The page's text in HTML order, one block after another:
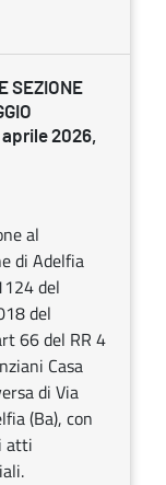
SEZIONE
aprile 2026,
al
di Adelfia
del
del
66 del RR 4
Casa
di Via
(Ba), con
atti